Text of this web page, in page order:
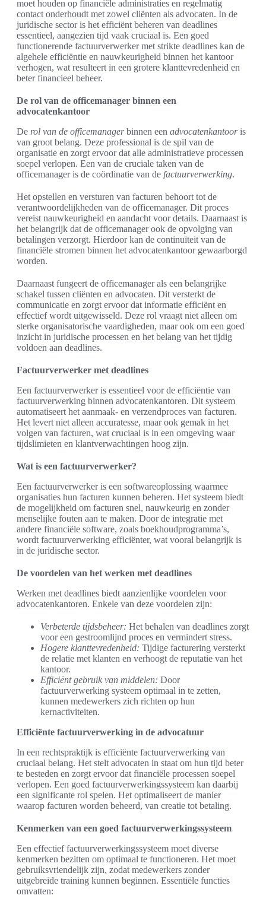
moet houden op financiële administraties en regelmatig
contact onderhoudt met zowel cliënten als advocaten. In de
juridische sector is het efficiënt beheren van deadlines
essentieel, aangezien tijd vaak cruciaal is. Een goed
functionerende factuurverwerker met strikte deadlines kan de
algehele efficiëntie en nauwkeurigheid binnen het kantoor
verhogen, wat resulteert in een grotere klanttevredenheid en
beter financieel beheer.
De rol van de officemanager binnen een
advocatenkantoor
De rol van de officemanagerbinnen een advocatenkantooris
van groot belang. Deze professional is de spil van de
organisatie en zorgt ervoor dat alle administratieve processen
soepel verlopen. Een van de cruciale taken van de
officemanager is de coördinatie van de factuurverwerking.
Het opstellen en versturen van facturen behoort tot de
verantwoordelijkheden van de officemanager. Dit proces
vereist nauwkeurigheid en aandacht voor details. Daarnaast is
het belangrijk dat de officemanager ook de opvolging van
betalingen verzorgt. Hierdoor kan de continuïteit van de
financiële stromen binnen het advocatenkantoor gewaarborgd
worden.
Daarnaast fungeert de officemanager als een belangrijke
schakel tussen cliënten en advocaten. Dit versterkt de
communicatie en zorgt ervoor dat informatie efficiënt en
effectief wordt uitgewisseld. Deze rol vraagt niet alleen om
sterke organisatorische vaardigheden, maar ook om een goed
inzicht in juridische processen en het belang van het tijdig
voldoen aan deadlines.
Factuurverwerker met deadlines
Een factuurverwerker is essentieel voor de efficiëntie van
factuurverwerking binnen advocatenkantoren. Dit systeem
automatiseert het aanmaak- en verzendproces van facturen.
Het levert niet alleen accuratesse, maar ook gemak in het
volgen van facturen, wat cruciaal is in een omgeving waar
tijdslimieten en klantverwachtingen hoog zijn.
Wat is een factuurverwerker?
Een factuurverwerker is een softwareoplossing waarmee
organisaties hun facturen kunnen beheren. Het systeem biedt
de mogelijkheid om facturen snel, nauwkeurig en zonder
menselijke fouten aan te maken. Door de integratie met
andere financiële software, zoals boekhoudprogramma’s,
wordt factuurverwerking efficiënter, wat vooral belangrijk is
in de juridische sector.
De voordelen van het werken met deadlines
Werken met deadlines biedt aanzienlijke voordelen voor
advocatenkantoren. Enkele van deze voordelen zijn:
Verbeterde tijdsbeheer: Het behalen van deadlines zorgt
voor een gestroomlijnd proces en vermindert stress.
Hogere klanttevredenheid: Tijdige facturering versterkt
de relatie met klanten en verhoogt de reputatie van het
kantoor.
Efficiënt gebruik van middelen: Door
factuurverwerking systeem optimaal in te zetten,
kunnen medewerkers zich richten op hun
kernactiviteiten.
Efficiënte factuurverwerking in de advocatuur
In een rechtspraktijk is efficiënte factuurverwerking van
cruciaal belang. Het stelt advocaten in staat om hun tijd beter
te besteden en zorgt ervoor dat financiële processen soepel
verlopen. Een goed factuurverwerkingssysteem kan daarbij
een significante rol spelen. Het optimaliseert de manier
waarop facturen worden beheerd, van creatie tot betaling.
Kenmerken van een goed factuurverwerkingssysteem
Een effectief factuurverwerkingssysteem moet diverse
kenmerken bezitten om optimaal te functioneren. Het moet
gebruiksvriendelijk zijn, zodat medewerkers zonder
uitgebreide training kunnen beginnen. Essentiële functies
omvatten: